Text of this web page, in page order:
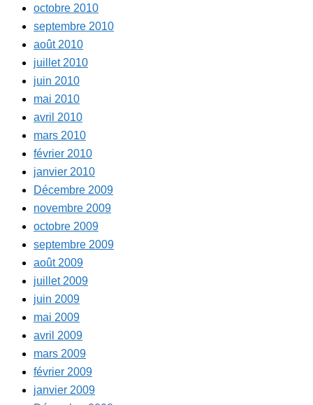
octobre 2010
septembre 2010
août 2010
juillet 2010
juin 2010
mai 2010
avril 2010
mars 2010
février 2010
janvier 2010
Décembre 2009
novembre 2009
octobre 2009
septembre 2009
août 2009
juillet 2009
juin 2009
mai 2009
avril 2009
mars 2009
février 2009
janvier 2009